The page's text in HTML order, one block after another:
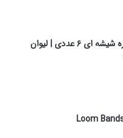
خرید لیوان دوجداره شیشه ای ۶ عددی | لیوان